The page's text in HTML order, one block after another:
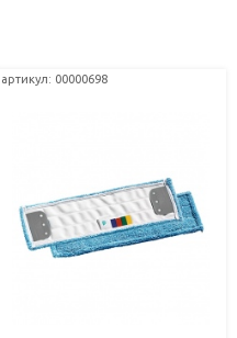
артикул: 00000698